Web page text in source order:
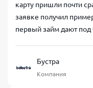
карту пришли почти
заявке получил
первый займ дают под
Бустра
Компания